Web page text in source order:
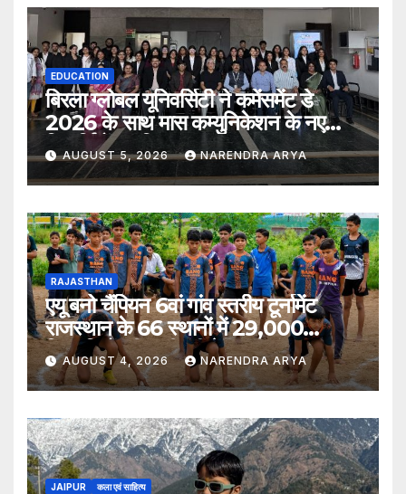
EDUCATION
बिरला ग्लोबल यूनिवर्सिटी ने कमेंसमेंट डे
2026 के साथ मास कम्युनिकेशन के नए
विद्यार्थियों का किया स्वागत
AUGUST 5, 2026 NARENDRA ARYA
RAJASTHAN
एयू बनो चैंपियन 6वां गांव स्तरीय टूर्नामेंट
राजस्थान के 66 स्थानों में 29,000
खिलाड़ियों की भागीदारी के साथ संपन्न हुआ
AUGUST 4, 2026 NARENDRA ARYA
JAIPUR कला एवं साहित्य